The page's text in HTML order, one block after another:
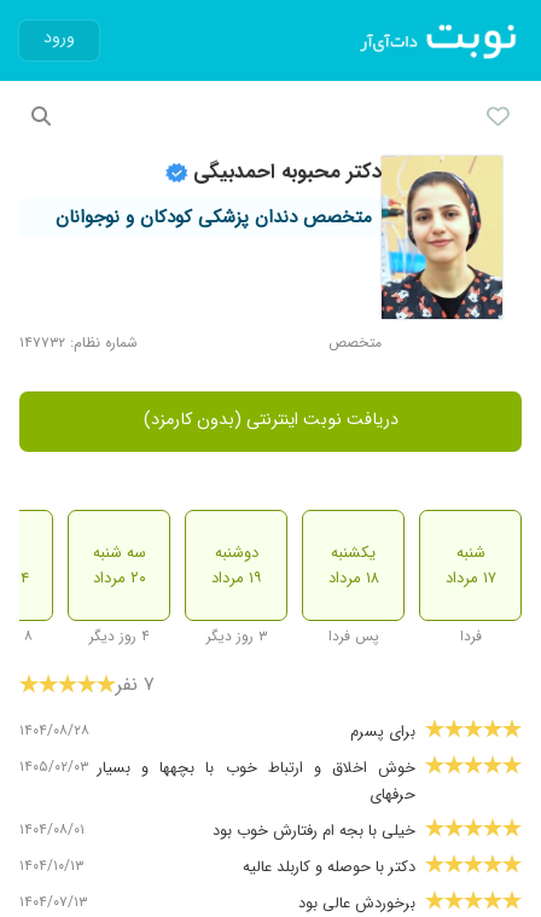
ورود
دکتر محبوبه احمدبیگی
متخصص دندان پزشکی کودکان و نوجوانان
متخصص شماره نظام: ۱۴۷۷۳۲
دریافت نوبت اینترنتی (بدون کارمزد)
شنبه
۱۷ مرداد
فردا
یکشنبه
۱۸ مرداد
پس فردا
دوشنبه
۱۹ مرداد
۳ روز دیگر
سه شنبه
۲۰ مرداد
۴ روز دیگر
۲۴ مرداد
۸ روز دیگر
۷ نفر
برای پسرم ۱۴۰۴/۰۸/۲۸
خوش اخلاق و ارتباط خوب با بچهها و بسیار
حرفهای
۱۴۰۵/۰۲/۰۳
خیلی با بجه ام رفتارش خوب بود ۱۴۰۴/۰۸/۰۱
دکتر با حوصله و کاربلد عالیه ۱۴۰۴/۱۰/۱۳
برخوردش عالی بود ۱۴۰۴/۰۷/۱۳